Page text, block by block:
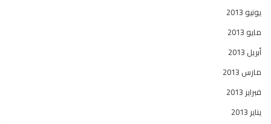
يونيو 2013
مايو 2013
أبريل 2013
مارس 2013
فبراير 2013
يناير 2013